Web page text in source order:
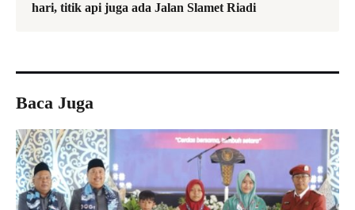
hari, titik api juga ada Jalan Slamet Riadi
Baca Juga